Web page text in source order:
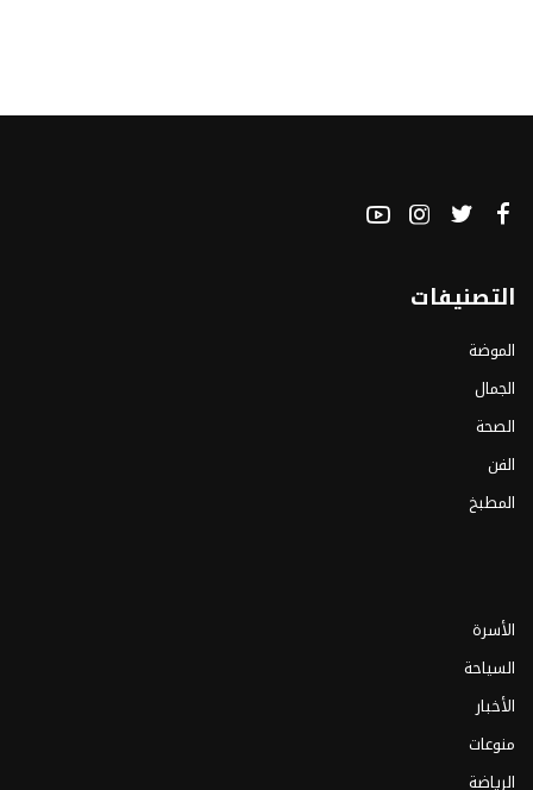
التصنيفات
الموضة
الجمال
الصحة
الفن
المطبخ
الأسرة
السياحة
الأخبار
منوعات
الرياضة